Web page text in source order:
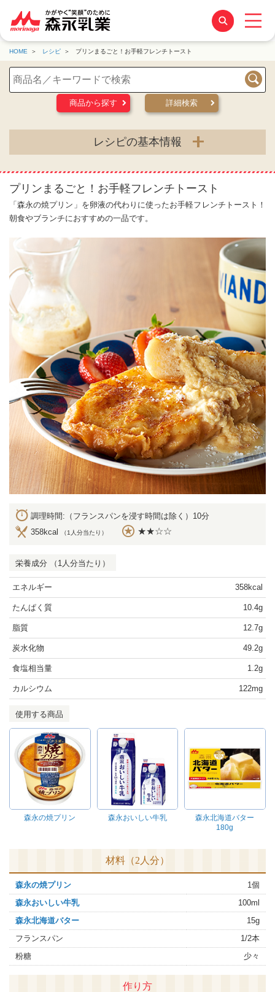
HOME レシピ プリンまるごと！お手軽フレンチトースト
検索
商品から探す
詳細検索
レシピの基本情報
プリンまるごと！お手軽フレンチトースト
「森永の焼プリン」を卵液の代わりに使ったお手軽フレンチトースト！
朝食やブランチにおすすめの一品です。
調理時間:（フランスパンを浸す時間は除く）10分
358kcal
（1人分当たり） ★★☆☆
栄養成分 （1人分当たり）
エネルギー 358kcal
たんぱく質 10.4g
脂質 12.7g
炭水化物 49.2g
食塩相当量 1.2g
カルシウム 122mg
使用する商品
森永の焼プリン 森永おいしい牛乳
森永北海道バター
180g
材料（2人分）
森永の焼プリン
1個
森永おいしい牛乳
100ml
森永北海道バター
15g
フランスパン
1/2本
粉糖
少々
作り方